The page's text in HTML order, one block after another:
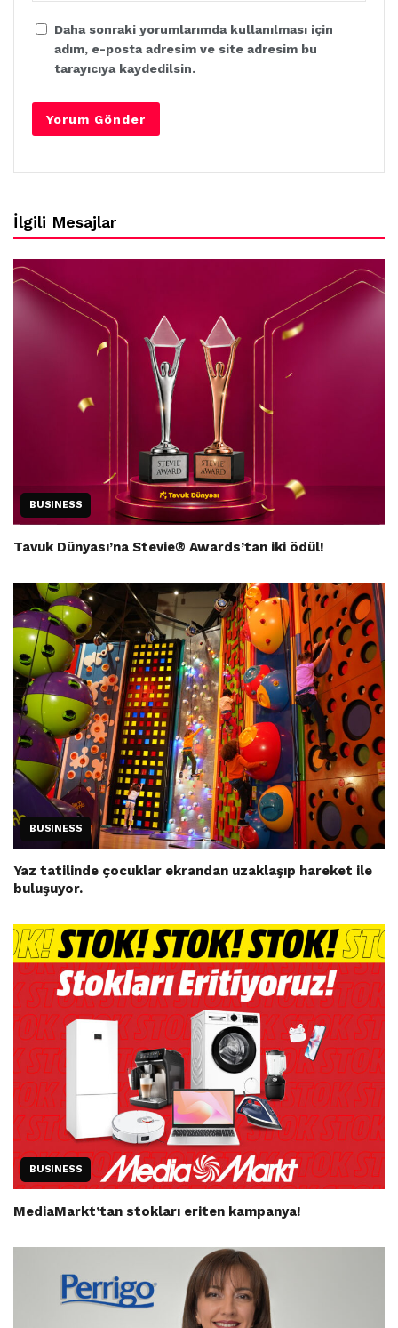
Daha sonraki yorumlarımda kullanılması için
adım, e-posta adresim ve site adresim bu
tarayıcıya kaydedilsin.
İlgili Mesajlar
BUSINESS
Tavuk Dünyası’na Stevie® Awards’tan iki ödül!
BUSINESS
Yaz tatilinde çocuklar ekrandan uzaklaşıp hareket ile
buluşuyor.
BUSINESS
MediaMarkt’tan stokları eriten kampanya!